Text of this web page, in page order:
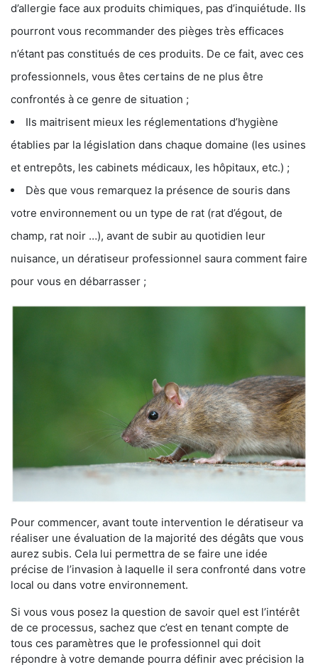
d’allergie face aux produits chimiques, pas d’inquiétude. Ils
pourront vous recommander des pièges très efficaces
n’étant pas constitués de ces produits. De ce fait, avec ces
professionnels, vous êtes certains de ne plus être
confrontés à ce genre de situation ;
Ils maitrisent mieux les réglementations d’hygiène
établies par la législation dans chaque domaine (les usines
et entrepôts, les cabinets médicaux, les hôpitaux, etc.) ;
Dès que vous remarquez la présence de souris dans
votre environnement ou un type de rat (rat d’égout, de
champ, rat noir …), avant de subir au quotidien leur
nuisance, un dératiseur professionnel saura comment faire
pour vous en débarrasser ;
Pour commencer, avant toute intervention le dératiseur va
réaliser une évaluation de la majorité des dégâts que vous
aurez subis. Cela lui permettra de se faire une idée
précise de l’invasion à laquelle il sera confronté dans votre
local ou dans votre environnement.
Si vous vous posez la question de savoir quel est l’intérêt
de ce processus, sachez que c’est en tenant compte de
tous ces paramètres que le professionnel qui doit
répondre à votre demande pourra définir avec précision la